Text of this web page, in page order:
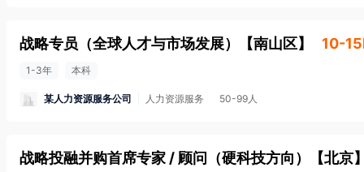
战略专员（全球人才与市场发展） 【南山区】 10-
1-3年 本科
某人力资源服务公司 人力资源服务 50-99人
战略投融并购首席专家 / 顾问（硬科技方向） 【北京